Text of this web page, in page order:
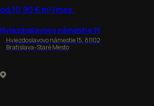
od 10,90 € m²/mes.
Hviezdoslavovo námestie 15
Hviezdoslavovo námestie 15, 81102
Bratislava-Staré Mesto